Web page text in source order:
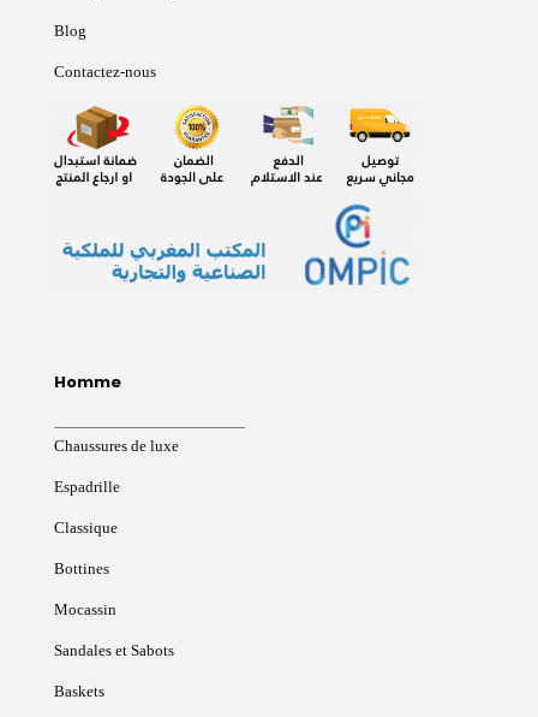
Blog
Contactez-nous
Homme
Chaussures de luxe
Espadrille
Classique
Bottines
Mocassin
Sandales et Sabots
Baskets